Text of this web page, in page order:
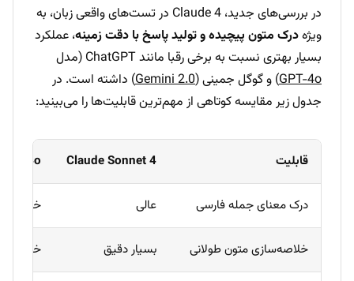
در بررسی‌های جدید، Claude 4 در تست‌های واقعی زبان، به
ویژهدرک متون پیچیده و تولید پاسخ با دقت زمینه، عملکرد
بسیار بهتری نسبت به برخی رقبا مانند ChatGPT (مدل
GPT-4o) و گوگل جمینی (Gemini 2.0) داشته است. در
جدول زیر مقایسه کوتاهی از مهم‌ترین قابلیت‌ها را می‌بینید:
قابلیت Claude Sonnet 4
4o
درک معنای جمله فارسی عالی خوب
خلاصه‌سازی متون طولانی بسیار دقیق خوب